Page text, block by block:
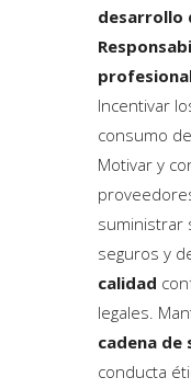
desarrollo
Incentivar
consumo
Motivar y
suministrar
seguros y
calidad
legales.
cadena de
conducta